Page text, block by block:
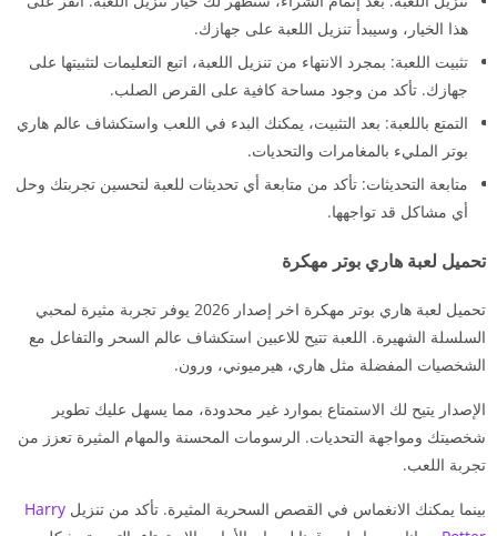
هذا الخيار، وسيبدأ تنزيل اللعبة على جهازك.
تثبيت اللعبة: بمجرد الانتهاء من تنزيل اللعبة، اتبع التعليمات لتثبيتها على
جهازك. تأكد من وجود مساحة كافية على القرص الصلب.
التمتع باللعبة: بعد التثبيت، يمكنك البدء في اللعب واستكشاف عالم هاري
بوتر المليء بالمغامرات والتحديات.
متابعة التحديثات: تأكد من متابعة أي تحديثات للعبة لتحسين تجربتك وحل
أي مشاكل قد تواجهها.
تحميل لعبة هاري بوتر مهكرة
تحميل لعبة هاري بوتر مهكرة اخر إصدار 2026 يوفر تجربة مثيرة لمحبي
السلسلة الشهيرة. اللعبة تتيح للاعبين استكشاف عالم السحر والتفاعل مع
الشخصيات المفضلة مثل هاري، هيرميوني، ورون.
الإصدار يتيح لك الاستمتاع بموارد غير محدودة، مما يسهل عليك تطوير
شخصيتك ومواجهة التحديات. الرسومات المحسنة والمهام المثيرة تعزز من
تجربة اللعب.
بينما يمكنك الانغماس في القصص السحرية المثيرة. تأكد من تنزيل Harry